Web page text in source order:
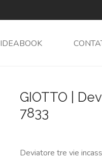
IDEABOOK
GIOTTO |
7833
Deviatore tre vie